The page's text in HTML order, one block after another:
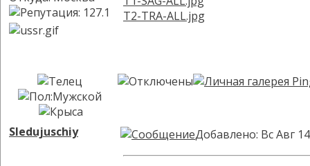
T2-TRA-ALL.jpg
Sledujuschiy Добавлено: Вс Авг